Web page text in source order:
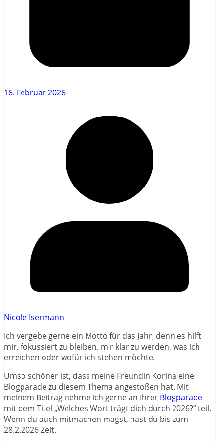
16. Februar 2026
Nicole Isermann
Ich vergebe gerne ein Motto für das Jahr, denn es hilft
mir, fokussiert zu bleiben, mir klar zu werden, was ich
erreichen oder wofür ich stehen möchte.
Umso schöner ist, dass meine Freundin Korina eine
Blogparade zu diesem Thema angestoßen hat. Mit
meinem Beitrag nehme ich gerne an Ihrer Blogparade
mit dem Titel „Welches Wort trägt dich durch 2026?“ teil.
Wenn du auch mitmachen magst, hast du bis zum
28.2.2026 Zeit.